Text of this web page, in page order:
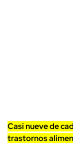
Casi nueve de
trastornos